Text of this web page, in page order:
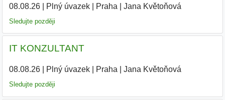
08.08.26| Plný úvazek| Praha Jana Květoňová
Sledujte později
IT KONZULTANT
08.08.26| Plný úvazek| Praha Jana Květoňová
Sledujte později